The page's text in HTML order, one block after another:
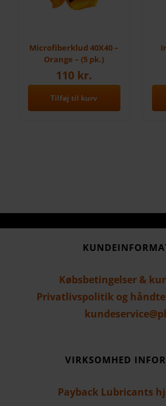
Microfiberklud 40X40 –
Orange – (5 pk.)
110 kr.
Tilføj til kurv
Købsbetingelser &
Privatlivspolitik og
VIRKSOMHED
Payback Lubricants